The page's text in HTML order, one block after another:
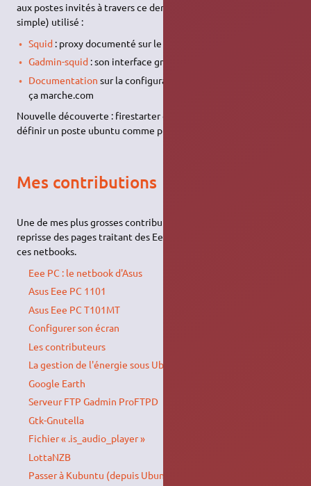
aux postes invités à travers ce derniers. Voici les outils (très
simple) utilisé :
Squid: proxy documenté sur le site
Gadmin-squid: son interface graphique
Documentation sur la configuration de Squid sur Comment
ça marche.com
Nouvelle découverte : firestarter qui permet le forwarding pour
définir un poste ubuntu comme proxy
Mes contributions
Une de mes plus grosses contributions à été une grosse
reprisse des pages traitant des Eee PC et des pages associées à
ces netbooks.
Eee PC : le netbook d'Asus
Asus Eee PC 1101
Asus Eee PC T101MT
Configurer son écran
Les contributeurs
La gestion de l'énergie sous Ubuntu
Google Earth
Serveur FTP Gadmin ProFTPD
Gtk-Gnutella
Fichier « .is_audio_player »
LottaNZB
Passer à Kubuntu (depuis Ubuntu ou une autre variante)